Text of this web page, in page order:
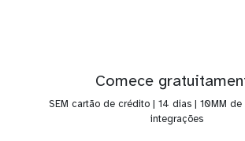
Comece
SEM cartão de crédito | 14 dias | 10MM
integrações